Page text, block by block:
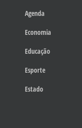
Agenda
Economia
Educação
Esporte
Estado